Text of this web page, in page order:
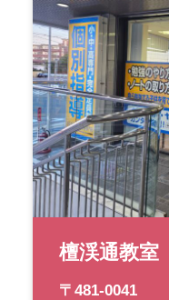
檀渓通教室
〒481-0041